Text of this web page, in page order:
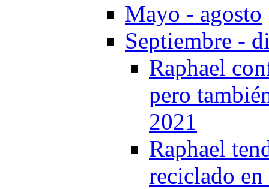
Mayo - agosto
Septiembre -
Raphael
pero
2021
Raphael
reciclado